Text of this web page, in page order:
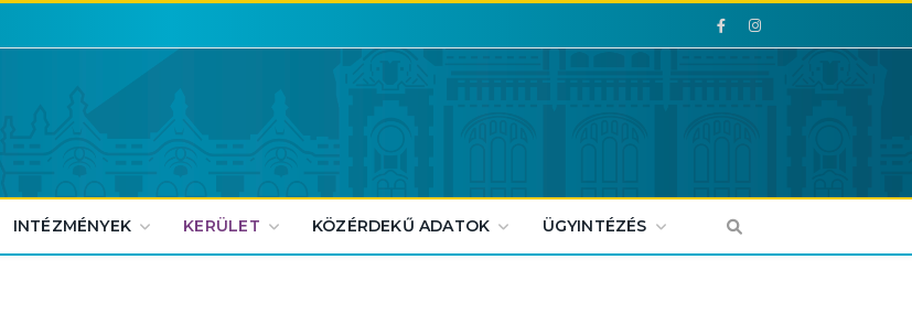
Facebook
Facebook
INTÉZMÉNYEK KERÜLET KÖZÉRDEKŰ ADATOK ÜGYINTÉZÉS